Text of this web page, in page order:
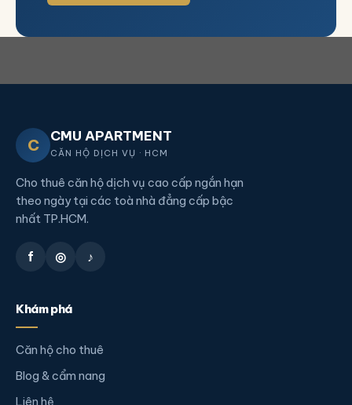
C CMU APARTMENT
CĂN HỘ DỊCH VỤ · HCM
Cho thuê căn hộ dịch vụ cao cấp ngắn hạn
theo ngày tại các toà nhà đẳng cấp bậc
nhất TP.HCM.
f ◎ ♪
Khám phá
Căn hộ cho thuê
Blog & cẩm nang
Liên hệ